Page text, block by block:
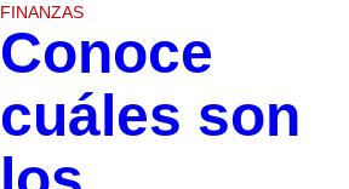
FINANZAS
Conoce
cuáles son